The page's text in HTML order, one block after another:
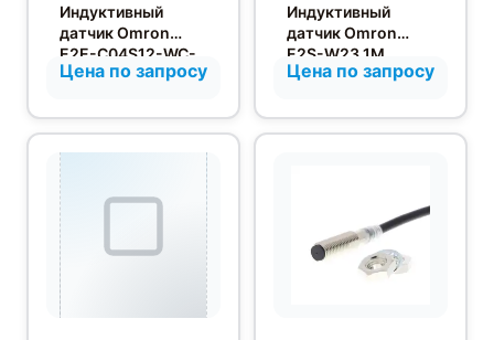
Индуктивный
датчик Omron
E2E-C04S12-WC-
B2 2M
Цена по запросу
Индуктивный
датчик Omron
E2S-W23 1M
Цена по запросу